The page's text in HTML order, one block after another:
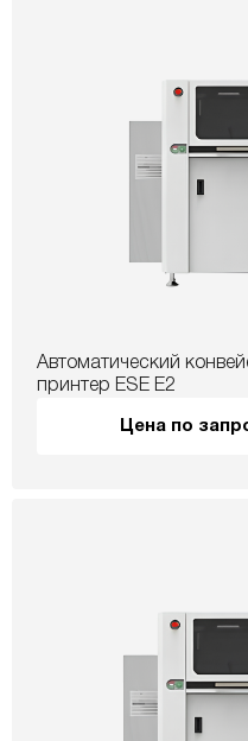
Автоматический
принтер ESE E2
Цена по